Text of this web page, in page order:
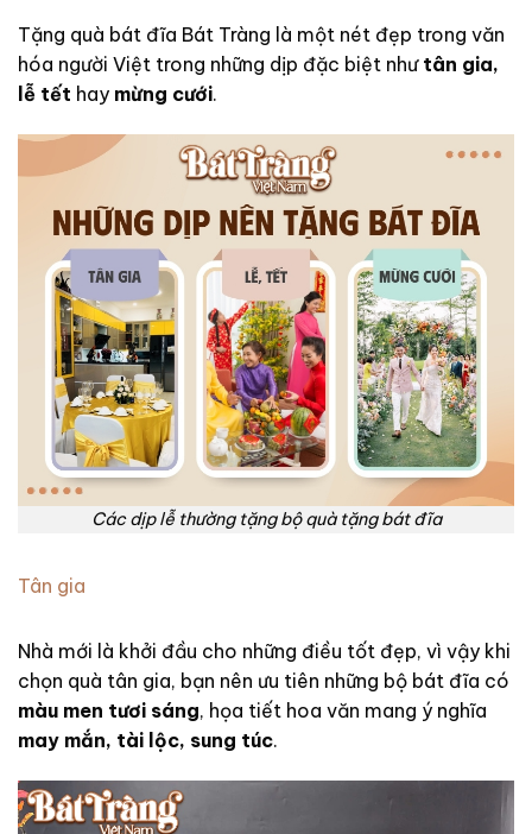
Tặng quà bát đĩa Bát Tràng là một nét đẹp trong văn
hóa người Việt trong những dịp đặc biệt như tân gia,
lễ tết hay mừng cưới.
Các dịp lễ thường tặng bộ quà tặng bát đĩa
Tân gia
Nhà mới là khởi đầu cho những điều tốt đẹp, vì vậy khi
chọn quà tân gia, bạn nên ưu tiên những bộ bát đĩa có
màu men tươi sáng, họa tiết hoa văn mang ý nghĩa
may mắn, tài lộc, sung túc.